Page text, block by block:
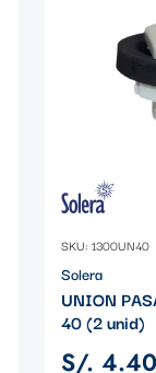
SKU: 1300UN40
Solera
UNION
40 (2 unid)
Precio
S/. 4.40
Precio